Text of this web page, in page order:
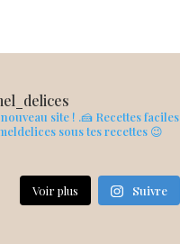
site ! .🍰 Recettes faciles
sous tes recettes 😉
Voir plus Suivre